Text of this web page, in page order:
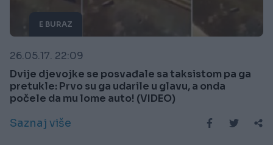
E BURAZ
26.05.17. 22:09
Dvije djevojke se posvađale sa taksistom pa ga
pretukle: Prvo su ga udarile u glavu, a onda
počele da mu lome auto! (VIDEO)
Saznaj više